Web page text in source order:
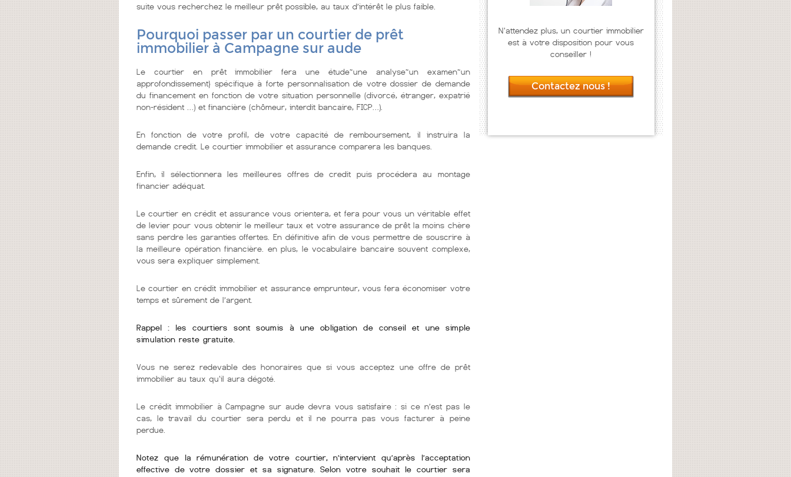
suite vous recherchez le meilleur prêt possible, au taux d’intérêt le plus faible.
Pourquoi passer par un courtier de prêt
immobilier à Campagne sur aude
Le courtier en prêt immobilier fera une étude~une analyse~un examen~un
approfondissement} spécifique à forte personnalisation de votre dossier de demande
du financement en fonction de votre situation personnelle (divorcé, étranger, expatrié
non-résident …) et financière (chômeur, interdit bancaire, FICP…).
En fonction de votre profil, de votre capacité de remboursement, il instruira la
demande credit. Le courtier immobilier et assurance comparera les banques.
Enfin, il sélectionnera les meilleures offres de credit puis procédera au montage
financier adéquat.
Le courtier en crédit et assurance vous orientera, et fera pour vous un véritable effet
de levier pour vous obtenir le meilleur taux et votre assurance de prêt la moins chère
sans perdre les garanties offertes. En définitive afin de vous permettre de souscrire à
la meilleure opération financière. en plus, le vocabulaire bancaire souvent complexe,
vous sera expliquer simplement.
Le courtier en crédit immobilier et assurance emprunteur, vous fera économiser votre
temps et sûrement de l’argent.
Rappel : les courtiers sont soumis à une obligation de conseil et une simple
simulation reste gratuite.
Vous ne serez redevable des honoraires que si vous acceptez une offre de prêt
immobilier au taux qu'il aura dégoté.
Le crédit immobilier à Campagne sur aude devra vous satisfaire : si ce n’est pas le
cas, le travail du courtier sera perdu et il ne pourra pas vous facturer à peine
perdue.
Notez que la rémunération de votre courtier, n’intervient qu’après l’acceptation
effective de votre dossier et sa signature. Selon votre souhait le courtier sera
N'attendez plus, un courtier immobilier
est à votre disposition pour vous
conseiller !
Contactez nous !